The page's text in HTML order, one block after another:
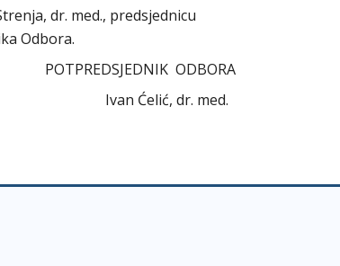
dr. med., predsjednicu
Odbora.
POTPREDSJEDNIK ODBORA
Ivan Ćelić, dr. med.